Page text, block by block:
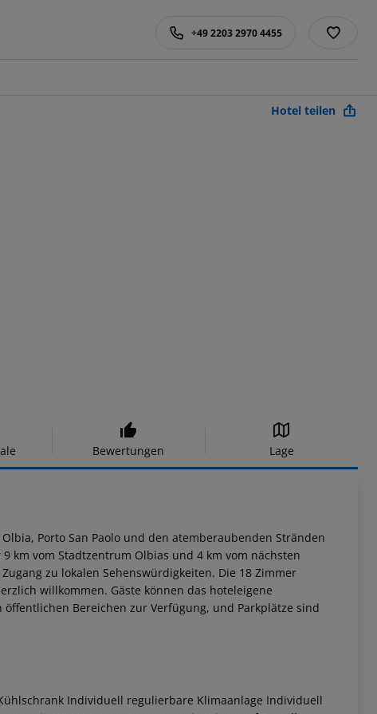
+49 2203 2970 4455
Hotel teilen
Bewertungen Lage
Porto San Paolo und den atemberaubenden Stränden
km vom Stadtzentrum Olbias und 4 km vom nächsten
zu lokalen Sehenswürdigkeiten. Die 18 Zimmer
willkommen. Gäste können das hoteleigene
Bereichen zur Verfügung, und Parkplätze sind
Individuell regulierbare Klimaanlage Individuell